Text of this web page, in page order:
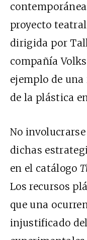
proyecto
dirigida por
compañía
ejemplo de
de la plástica
No
dichas
en el catálogo
Los recursos
que una
injustificado